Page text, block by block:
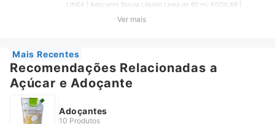
LINEA | Adoçante Stevia Líquido Linea de 60 ml, KODILAR |
Stevia de 60 ml, ENOVA FOODS | Gold Stevia Pó, SPLENDA |
Ver mais
Mais Recentes
Recomendações Relacionadas a
Açúcar e Adoçante
Adoçantes
10 Produtos